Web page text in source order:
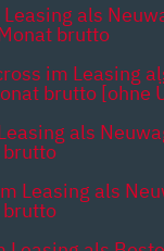
Leasing als
brutto
im Leasing
brutto [ohne
als
brutto
Leasing als
brutto